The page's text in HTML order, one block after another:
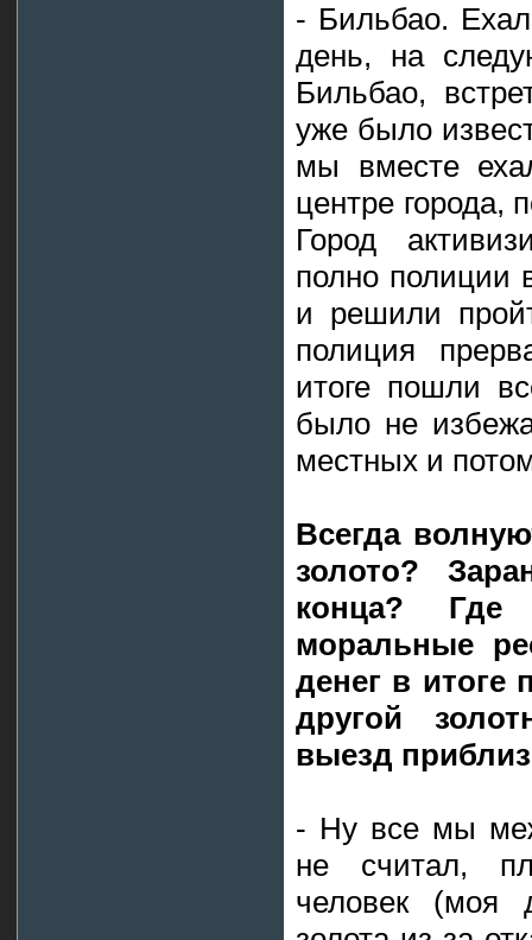
- Бильбао.
день, на
Бильбао,
уже было
мы вместе
центре города,
Город
полно полиции
и решили
полиция
итоге пошли
было не
местных и
Всегда
золото?
конца?
моральные
денег в итоге
другой
выезд
- Ну все мы
не считал,
человек (моя